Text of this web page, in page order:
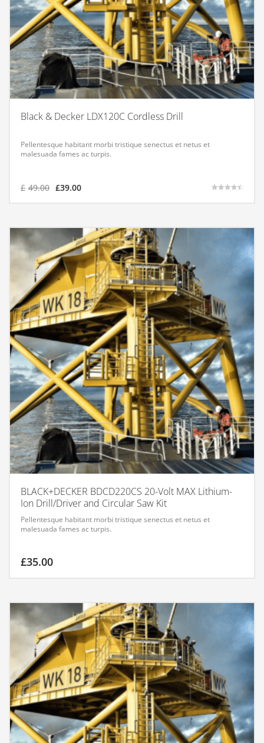
Black & Decker LDX120C Cordless Drill
Pellentesque habitant morbi tristique senectus et netus et
malesuada fames ac turpis.
£ 49.00 £39.00
BLACK+DECKER BDCD220CS 20-Volt MAX Lithium-
Ion Drill/Driver and Circular Saw Kit
Pellentesque habitant morbi tristique senectus et netus et
malesuada fames ac turpis.
£35.00